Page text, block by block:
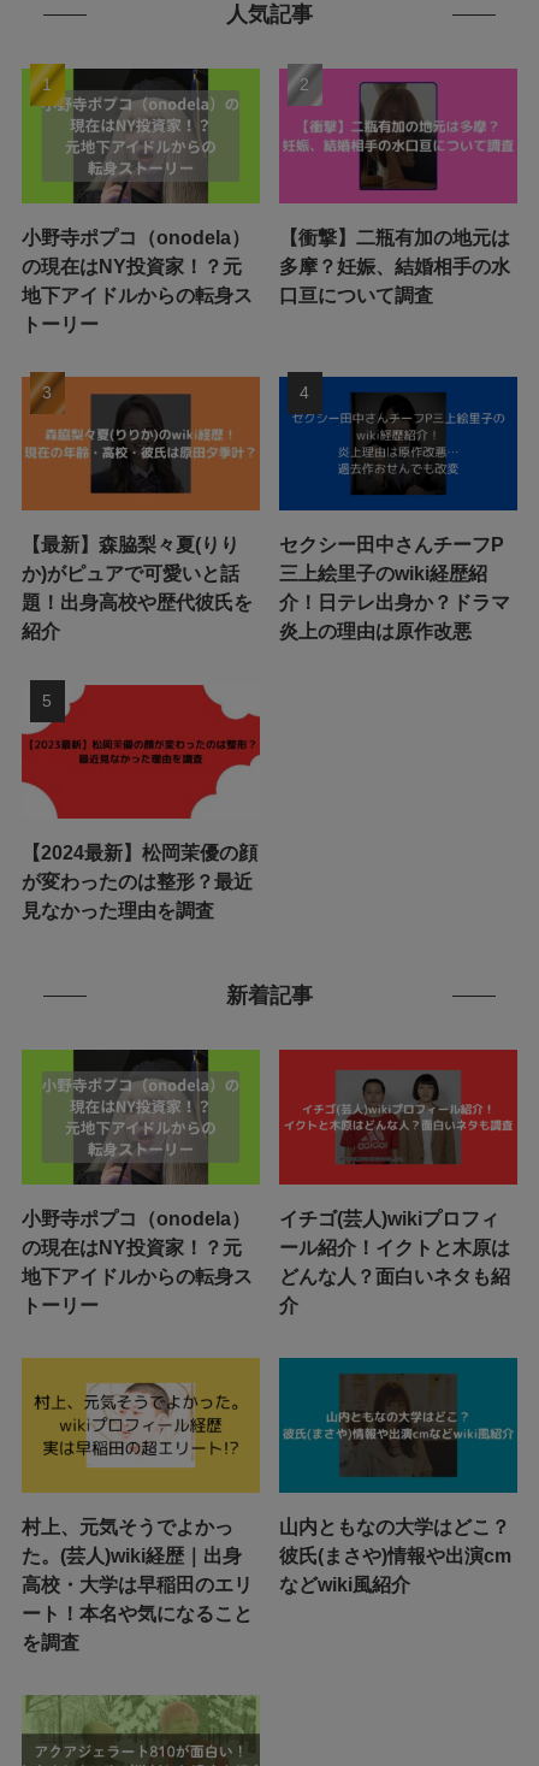
人気記事
小野寺ポプコ（onodela）
の現在はNY投資家！？元
地下アイドルからの転身ス
トーリー
【衝撃】二瓶有加の地元は
多摩？妊娠、結婚相手の水
口亘について調査
【最新】森脇梨々夏(りり
か)がピュアで可愛いと話
題！出身高校や歴代彼氏を
紹介
セクシー田中さんチーフP
三上絵里子のwiki経歴紹
介！日テレ出身か？ドラマ
炎上の理由は原作改悪
【2024最新】松岡茉優の顔
が変わったのは整形？最近
見なかった理由を調査
新着記事
小野寺ポプコ（onodela）
の現在はNY投資家！？元
地下アイドルからの転身ス
トーリー
イチゴ(芸人)wikiプロフィ
ール紹介！イクトと木原は
どんな人？面白いネタも紹
介
村上、元気そうでよかっ
た。(芸人)wiki経歴｜出身
高校・大学は早稲田のエリ
ート！本名や気になること
を調査
山内ともなの大学はどこ？
彼氏(まさや)情報や出演cm
などwiki風紹介